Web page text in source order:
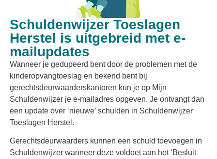
Schuldenwijzer Toeslagen
Herstel is uitgebreid met e-
mailupdates
Wanneer je gedupeerd bent door de problemen met de
kinderopvangtoeslag en bekend bent bij
gerechtsdeurwaarderskantoren kun je op Mijn
Schuldenwijzer je e-mailadres opgeven. Je ontvangt dan
een update over ‘nieuwe’ schulden in Schuldenwijzer
Toeslagen Herstel.
Gerechtsdeurwaarders kunnen een schuld toevoegen in
Schuldenwijzer wanneer deze voldoet aan het ‘Besluit